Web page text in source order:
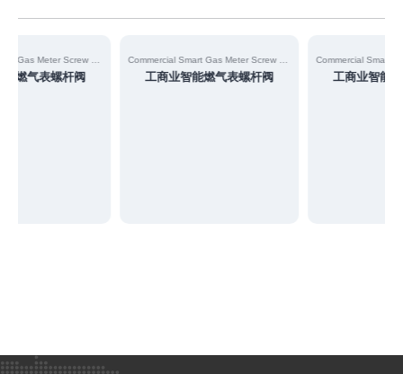
Commercial Smart Gas Meter Screw Valve
气表螺杆阀
Commercial Smart Gas Meter Screw Valve
工商业智能燃气表螺杆阀 工商业智能燃